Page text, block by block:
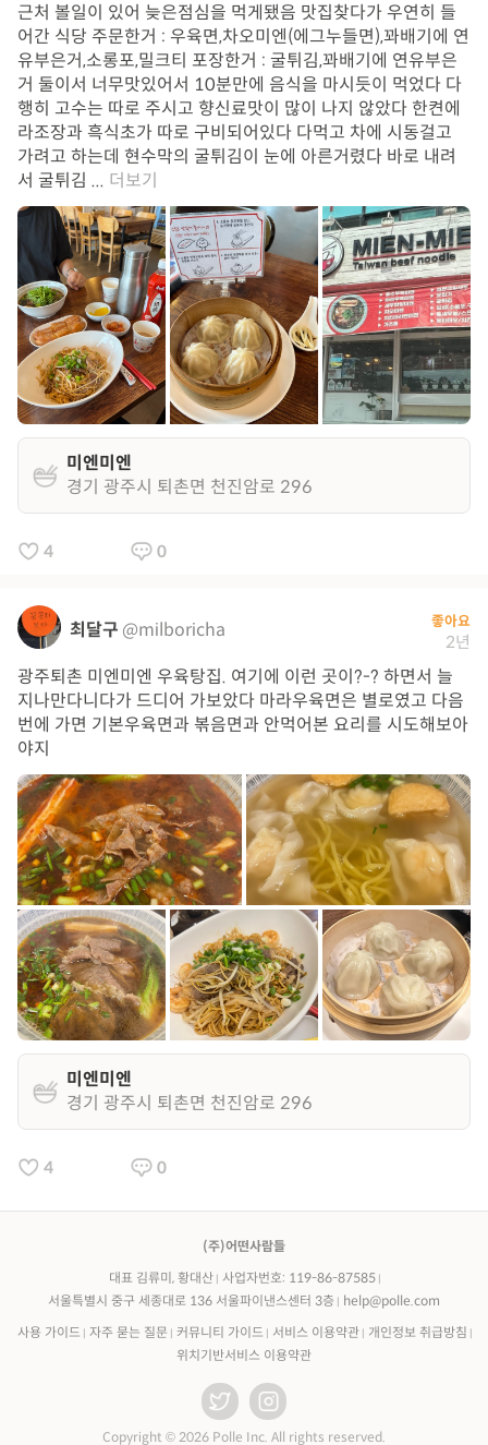
근처 볼일이 있어 늦은점심을 먹게됐음 맛집찾다가 우연히 들
어간 식당 주문한거 : 우육면,차오미엔(에그누들면),꽈배기에 연
유부은거,소롱포,밀크티 포장한거 : 굴튀김,꽈배기에 연유부은
거 둘이서 너무맛있어서 10분만에 음식을 마시듯이 먹었다 다
행히 고수는 따로 주시고 향신료맛이 많이 나지 않았다 한켠에
라조장과 흑식초가 따로 구비되어있다 다먹고 차에 시동걸고
가려고 하는데 현수막의 굴튀김이 눈에 아른거렸다 바로 내려
서 굴튀김 ... 더보기
미엔미엔
경기 광주시 퇴촌면 천진암로 296
4 0
최달구 @milboricha 좋아요
2년
광주퇴촌 미엔미엔 우육탕집. 여기에 이런 곳이?-? 하면서 늘
지나만다니다가 드디어 가보았다 마라우육면은 별로였고 다음
번에 가면 기본우육면과 볶음면과 안먹어본 요리를 시도해보아
야지
미엔미엔
경기 광주시 퇴촌면 천진암로 296
4 0
(주)어떤사람들
대표 김류미, 황대산
사업자번호: 119-86-87585
서울특별시 중구 세종대로 136 서울파이낸스센터 3층
help@polle.com
사용 가이드 자주 묻는 질문 커뮤니티 가이드 서비스 이용약관
개인정보 취급방침
위치기반서비스 이용약관
Copyright © 2026 Polle Inc. All rights reserved.